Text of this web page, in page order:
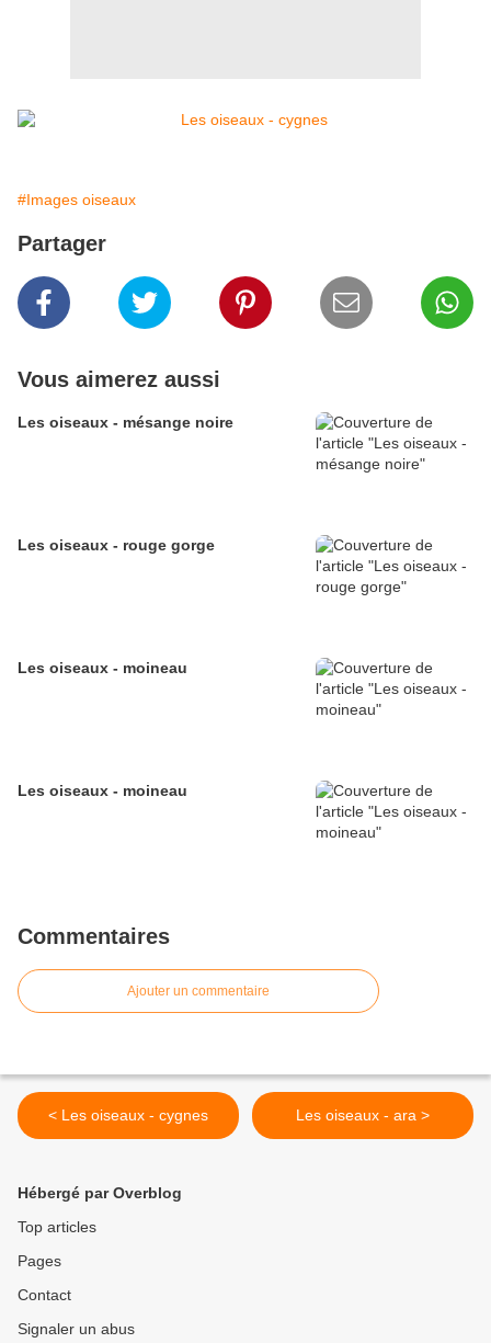
#Images oiseaux
Partager
Vous aimerez aussi
Les oiseaux - mésange noire
Les oiseaux - rouge gorge
Les oiseaux - moineau
Les oiseaux - moineau
Commentaires
Ajouter un commentaire
< Les oiseaux - cygnes Les oiseaux - ara >
Hébergé par Overblog
Top articles
Pages
Contact
Signaler un abus